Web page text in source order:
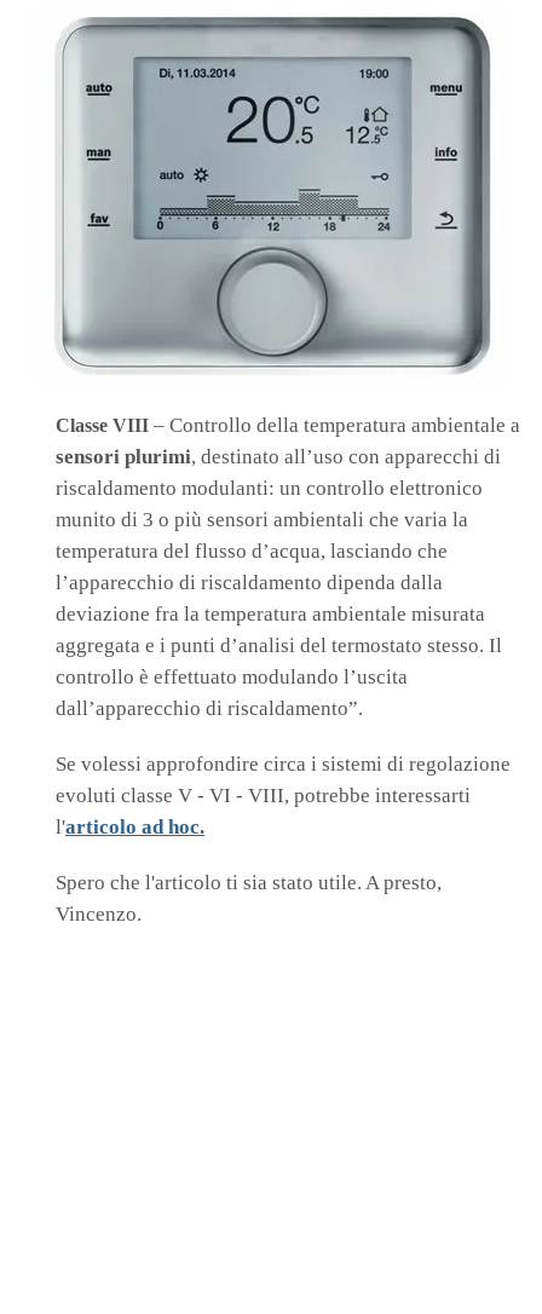
Classe VIII – Controllo della temperatura ambientale a
sensori plurimi, destinato all’uso con apparecchi di
riscaldamento modulanti: un controllo elettronico
munito di 3 o più sensori ambientali che varia la
temperatura del flusso d’acqua, lasciando che
l’apparecchio di riscaldamento dipenda dalla
deviazione fra la temperatura ambientale misurata
aggregata e i punti d’analisi del termostato stesso. Il
controllo è effettuato modulando l’uscita
dall’apparecchio di riscaldamento”.
Se volessi approfondire circa i sistemi di regolazione
evoluti classe V - VI - VIII, potrebbe interessarti
l'articolo ad hoc.
Spero che l'articolo ti sia stato utile. A presto,
Vincenzo.